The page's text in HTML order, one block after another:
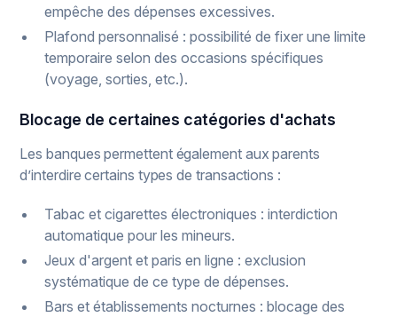
empêche des dépenses excessives.
Plafond personnalisé : possibilité de fixer une limite
temporaire selon des occasions spécifiques
(voyage, sorties, etc.).
Blocage de certaines catégories d'achats
Les banques permettent également aux parents
d’interdire certains types de transactions :
Tabac et cigarettes électroniques : interdiction
automatique pour les mineurs.
Jeux d'argent et paris en ligne : exclusion
systématique de ce type de dépenses.
Bars et établissements nocturnes : blocage des